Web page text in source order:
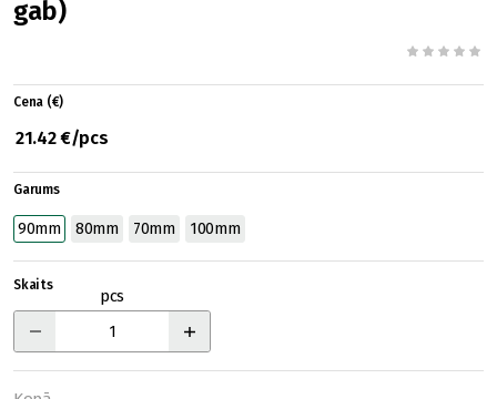
gab)
Cena (€)
21.42 €/pcs
Garums
90mm 80mm 70mm 100mm
Skaits
pcs